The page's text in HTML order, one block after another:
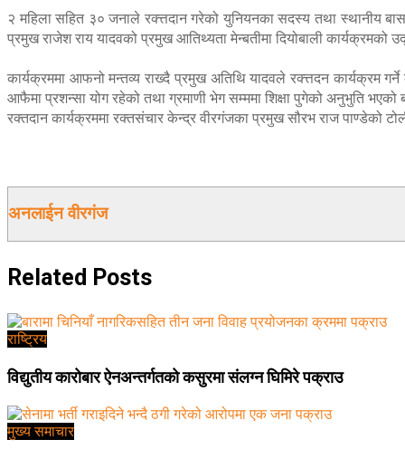
२ महिला सहित ३० जनाले रक्त्तदान गरेको युनियनका सदस्य तथा स्थानीय
प्रमुख राजेश राय यादवको प्रमुख आतिथ्यता मेन्बतीमा दियोबाली कार्यक्रमको
कार्यक्रममा आफनो मन्तव्य राख्दै प्रमुख अतिथि यादवले रक्त्तदन कार्यक्रम
आफैमा प्रशन्सा योग रहेको तथा ग्रमाणी भेग सम्ममा शिक्षा पुगेको अनुभुति भएको
रक्तदान कार्यक्रममा रक्तसंचार केन्द्र वीरगंजका प्रमुख सौरभ राज पाण्डेको
अनलाईन वीरगंज
Related Posts
राष्ट्रिय
विद्युतीय कारोबार ऐनअन्तर्गतको कसुरमा संलग्न घिमिरे पक्राउ
मुख्य समाचार